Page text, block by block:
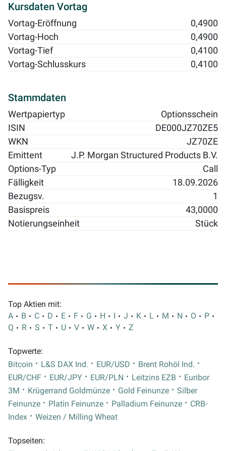
Kursdaten Vortag
Vortag-Eröffnung
0,4900
Vortag-Hoch
0,4900
Vortag-Tief
0,4100
Vortag-Schlusskurs
0,4100
Stammdaten
Wertpapiertyp
Optionsschein
ISIN
DE000JZ70ZE5
WKN
JZ70ZE
Emittent
J.P. Morgan Structured Products B.V.
Options-Typ
Call
Fälligkeit
18.09.2026
Bezugsv.
1
Basispreis
43,0000
Notierungseinheit
Stück
Top Aktien mit:
A
B C D E F G H I J K L M N O
P
Q
R S T U V W X Y Z
Topwerte:
Bitcoin
L&S DAX Ind. EUR/USD
Brent Rohöl Ind.
EUR/CHF
EUR/JPY EUR/PLN Leitzins EZB
Euribor
3M
Krügerrand Goldmünze Gold Feinunze
Silber
Feinunze
Platin Feinunze Palladium Feinunze
CRB-
Index
Weizen / Milling Wheat
Topseiten: